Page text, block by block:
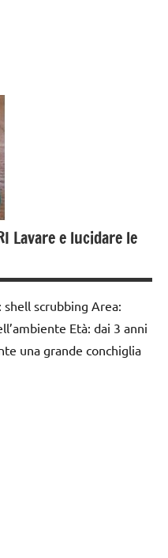
Lavare e lucidare le
scrubbing Area:
Età: dai 3 anni
una grande conchiglia